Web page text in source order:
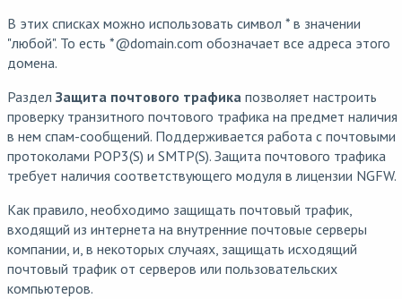
В этих списках можно использовать символ * в значении
"любой". То есть *@domain.com обозначает все адреса этого
домена.
Раздел Защита почтового трафика позволяет настроить
проверку транзитного почтового трафика на предмет наличия
в нем спам-сообщений. Поддерживается работа с почтовыми
протоколами POP3(S) и SMTP(S). Защита почтового трафика
требует наличия соответствующего модуля в лицензии NGFW.
Как правило, необходимо защищать почтовый трафик,
входящий из интернета на внутренние почтовые серверы
компании, и, в некоторых случаях, защищать исходящий
почтовый трафик от серверов или пользовательских
компьютеров.